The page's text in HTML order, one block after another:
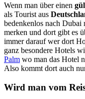
Wenn man über einen
als Tourist aus
bedenkenlos nach
merken und dort gibt es
immer darauf wer dort
ganz besondere Hotels
Palm wo man das Hotel
Also kommt dort auch
Wird man vom